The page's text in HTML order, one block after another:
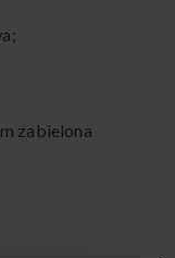
zabielona